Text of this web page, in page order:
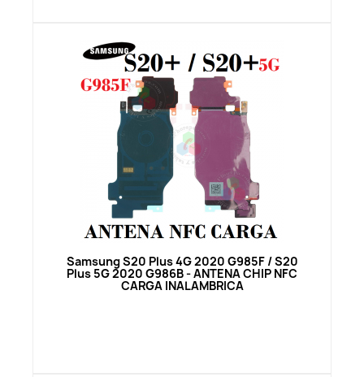
Vista rápida
Samsung S20 Plus 4G 2020 G985F / S20
Plus 5G 2020 G986B - ANTENA CHIP NFC
CARGA INALAMBRICA